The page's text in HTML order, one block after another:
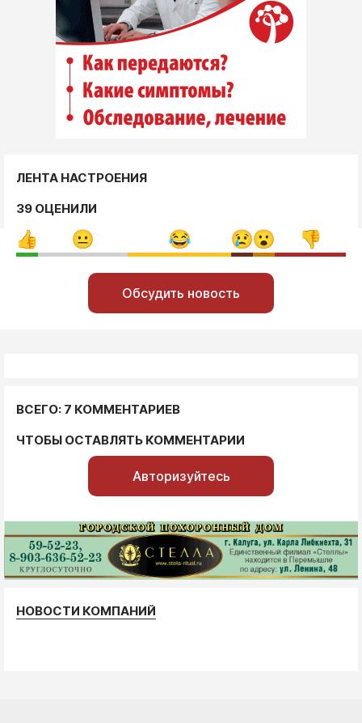
ЛЕНТА НАСТРОЕНИЯ
39 ОЦЕНИЛИ
Обсудить новость
ВСЕГО: 7 КОММЕНТАРИЕВ
ЧТОБЫ ОСТАВЛЯТЬ КОММЕНТАРИИ
Авторизуйтесь
НОВОСТИ КОМПАНИЙ